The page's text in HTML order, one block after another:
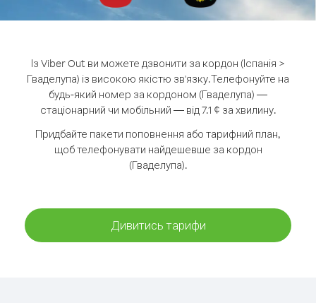
Із Viber Out ви можете дзвонити за кордон (Іспанія >
Гваделупа) із високою якістю зв'язку.Телефонуйте на
будь-який номер за кордоном (Гваделупа) —
стаціонарний чи мобільний — від 7.1 ¢ за хвилину.
Придбайте пакети поповнення або тарифний план,
щоб телефонувати найдешевше за кордон
(Гваделупа).
Дивитись тарифи